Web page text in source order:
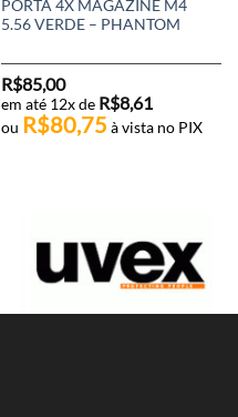
PORTA 4X MAGAZINE M4
5.56 VERDE – PHANTOM
R$85,00
em até 12x de R$8,61
ou R$80,75 à vista no PIX